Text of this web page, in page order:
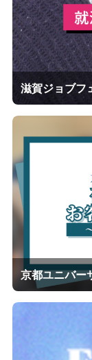
滋賀ジョブフ
京都ユニバー